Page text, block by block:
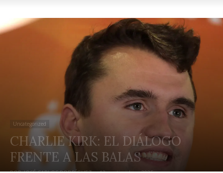
Uncategorized
CHARLIE KIRK: EL DIÁLOGO
FRENTE A LAS BALAS